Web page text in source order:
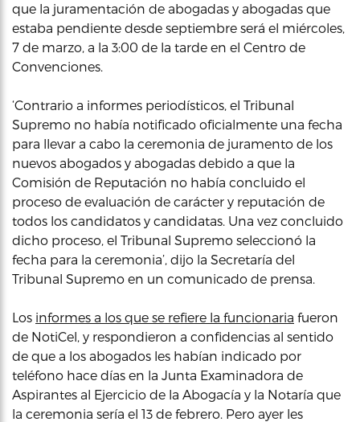
que la juramentación de abogadas y abogadas que
estaba pendiente desde septiembre será el miércoles,
7 de marzo, a la 3:00 de la tarde en el Centro de
Convenciones.
‘Contrario a informes periodísticos, el Tribunal
Supremo no había notificado oficialmente una fecha
para llevar a cabo la ceremonia de juramento de los
nuevos abogados y abogadas debido a que la
Comisión de Reputación no había concluido el
proceso de evaluación de carácter y reputación de
todos los candidatos y candidatas. Una vez concluido
dicho proceso, el Tribunal Supremo seleccionó la
fecha para la ceremonia’, dijo la Secretaría del
Tribunal Supremo en un comunicado de prensa.
Los informes a los que se refiere la funcionaria fueron
de NotiCel, y respondieron a confidencias al sentido
de que a los abogados les habían indicado por
teléfono hace días en la Junta Examinadora de
Aspirantes al Ejercicio de la Abogacía y la Notaría que
la ceremonia sería el 13 de febrero. Pero ayer les